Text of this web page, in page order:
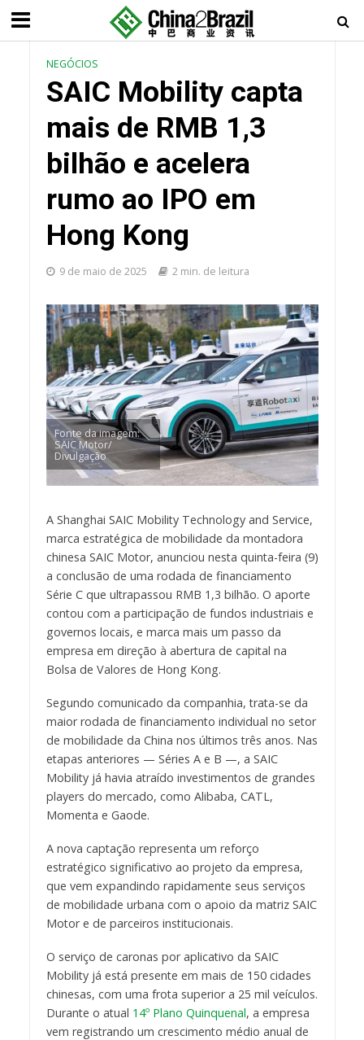
NEGÓCIOS
SAIC Mobility capta
mais de RMB 1,3
bilhão e acelera
rumo ao IPO em
Hong Kong
9 de maio de 2025 2 min. de leitura
Fonte da imagem:
SAIC Motor/
Divulgação
A Shanghai SAIC Mobility Technology and Service,
marca estratégica de mobilidade da montadora
chinesa SAIC Motor, anunciou nesta quinta-feira (9)
a conclusão de uma rodada de financiamento
Série C que ultrapassou RMB 1,3 bilhão. O aporte
contou com a participação de fundos industriais e
governos locais, e marca mais um passo da
empresa em direção à abertura de capital na
Bolsa de Valores de Hong Kong.
Segundo comunicado da companhia, trata-se da
maior rodada de financiamento individual no setor
de mobilidade da China nos últimos três anos. Nas
etapas anteriores — Séries A e B —, a SAIC
Mobility já havia atraído investimentos de grandes
players do mercado, como Alibaba, CATL,
Momenta e Gaode.
A nova captação representa um reforço
estratégico significativo ao projeto da empresa,
que vem expandindo rapidamente seus serviços
de mobilidade urbana com o apoio da matriz SAIC
Motor e de parceiros institucionais.
O serviço de caronas por aplicativo da SAIC
Mobility já está presente em mais de 150 cidades
chinesas, com uma frota superior a 25 mil veículos.
Durante o atual 14º Plano Quinquenal, a empresa
vem registrando um crescimento médio anual de